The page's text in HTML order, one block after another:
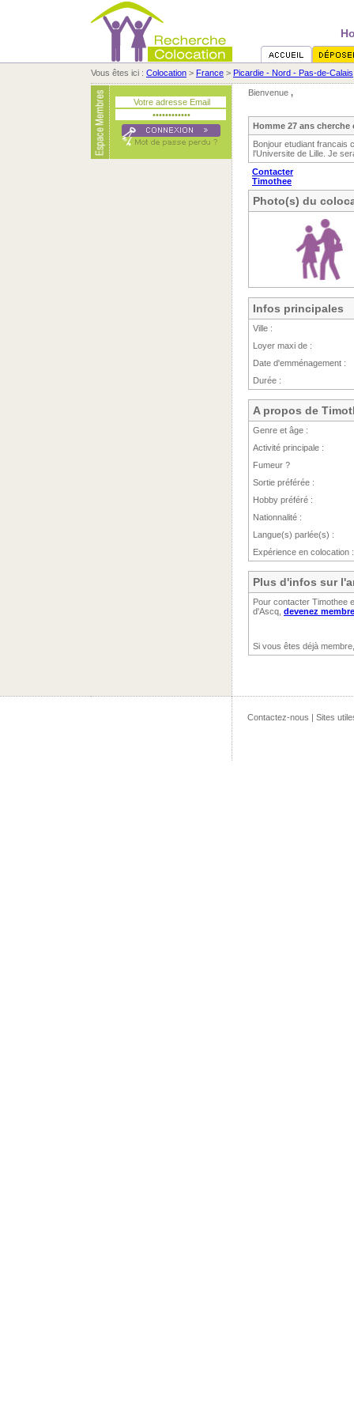
Vous êtes ici : Colocation > France > Picardie - Nord - Pas-de-Calais
Bienvenue ,
Homme 27 ans cherche
Bonjour etudiant francais
l'Universite de Lille. Je
Contacter
Timothee
Photo(s) du
Infos principales
Ville :
Loyer maxi de :
Date d'emménagement :
Durée :
A propos de
Genre et âge :
Activité principale :
Fumeur ?
Sortie préférée :
Hobby préféré :
Nationnalité :
Langue(s) parlée(s) :
Expérience en colocation :
Plus d'infos sur
Pour contacter Timothee
d'Ascq, devenez
Si vous êtes déjà
Contactez-nous | Sites